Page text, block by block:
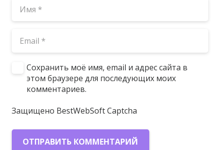
Сохранить моё имя, email и адрес сайта в
этом браузере для последующих моих
комментариев.
Защищено BestWebSoft Captcha
ОТПРАВИТЬ КОММЕНТАРИЙ